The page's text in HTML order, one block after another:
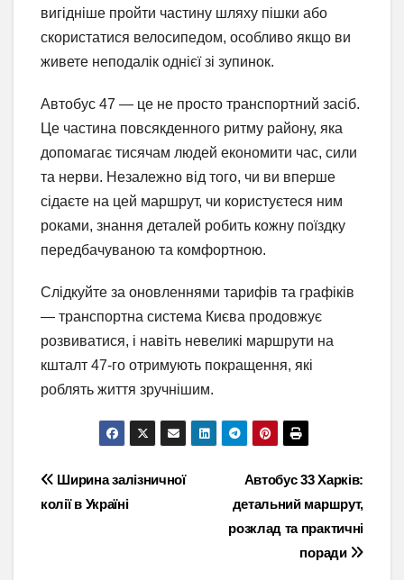
вигідніше пройти частину шляху пішки або
скористатися велосипедом, особливо якщо ви
живете неподалік однієї зі зупинок.
Автобус 47 — це не просто транспортний засіб.
Це частина повсякденного ритму району, яка
допомагає тисячам людей економити час, сили
та нерви. Незалежно від того, чи ви вперше
сідаєте на цей маршрут, чи користуєтеся ним
роками, знання деталей робить кожну поїздку
передбачуваною та комфортною.
Слідкуйте за оновленнями тарифів та графіків
— транспортна система Києва продовжує
розвиватися, і навіть невеликі маршрути на
кшталт 47-го отримують покращення, які
роблять життя зручнішим.
Навігація
записів
Автобус 33 Харків:
детальний маршрут,
розклад та практичні
поради
Ширина залізничної
колії в Україні